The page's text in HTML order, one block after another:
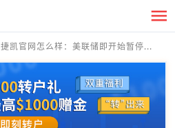
捷凯官网怎么样：美联储即开始暂停...